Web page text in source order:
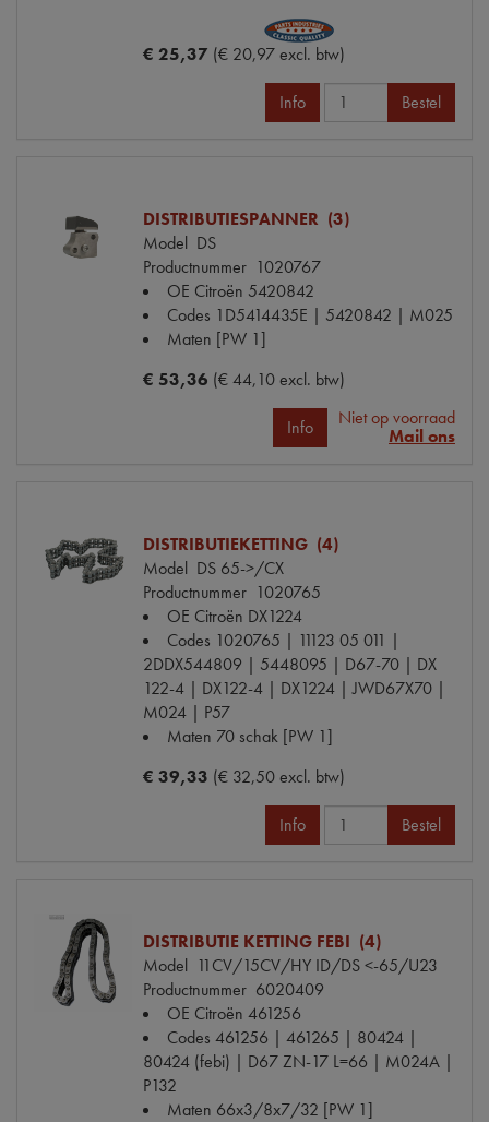
€ 25,37 (€ 20,97 excl. btw)
Info Bestel
DISTRIBUTIESPANNER (3)
Model DS
Productnummer 1020767
OE Citroën 5420842
Codes 1D5414435E | 5420842 | M025
Maten [PW 1]
€ 53,36 (€ 44,10 excl. btw)
Info
Niet op voorraad
Mail ons
DISTRIBUTIEKETTING (4)
Model DS 65->/CX
Productnummer 1020765
OE Citroën DX1224
Codes 1020765 | 11123 05 011 |
2DDX544809 | 5448095 | D67-70 | DX
122-4 | DX122-4 | DX1224 | JWD67X70 |
M024 | P57
Maten 70 schak [PW 1]
€ 39,33 (€ 32,50 excl. btw)
Info Bestel
DISTRIBUTIE KETTING FEBI (4)
Model 11CV/15CV/HY ID/DS <-65/U23
Productnummer 6020409
OE Citroën 461256
Codes 461256 | 461265 | 80424 |
80424 (febi) | D67 ZN-17 L=66 | M024A |
P132
Maten 66x3/8x7/32 [PW 1]